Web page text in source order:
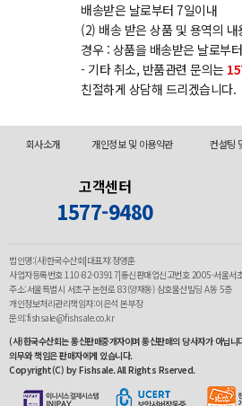
배송받은 날로부터 7일이내
(2) 배송 받은 상품 및 용역의
경우 : 상품을 배송받은 날로부
- 기타 취소, 반품관련 문의는
친절하게 상담해 드리겠습니다.
회사소개 개인정보 및 이용약관 컨설팅
고객센터
1577-9480
법인명:(사)한국수산회|대표자:정영훈
사업자등록번호 110-82-03917|통신판매업신고번호 2005-서울서
주소:서울특별시 서초구 논현로 83(양재동) 삼호물산빌딩 A동 5층
개인정보처리관리책임자:이은석 본부장
문의:fishsale@fishsale.co.kr
(사)한국수산회는 통신판매중개자이며 통신판매의 당사자가 아닙
의무와 책임은 판매자에게 있습니다.
Copyright(C) by Fishsale. All Rights Rserved.